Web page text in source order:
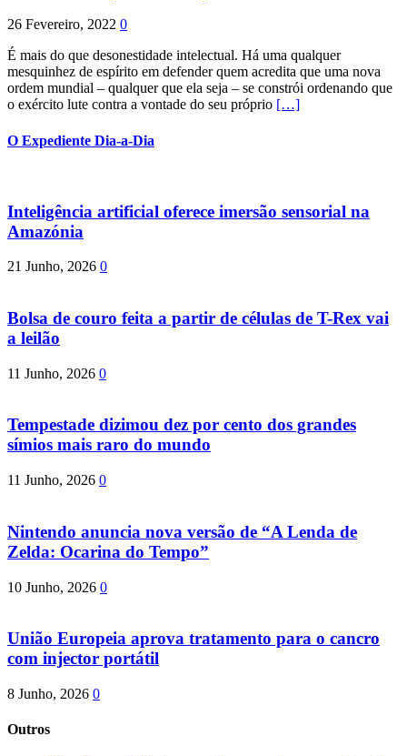
26 Fevereiro, 2022 0
É mais do que desonestidade intelectual. Há uma qualquer
mesquinhez de espírito em defender quem acredita que uma nova
ordem mundial – qualquer que ela seja – se constrói ordenando que
o exército lute contra a vontade do seu próprio […]
O Expediente Dia-a-Dia
Inteligência artificial oferece imersão sensorial na
Amazónia
21 Junho, 2026 0
Bolsa de couro feita a partir de células de T-Rex vai
a leilão
11 Junho, 2026 0
Tempestade dizimou dez por cento dos grandes
símios mais raro do mundo
11 Junho, 2026 0
Nintendo anuncia nova versão de “A Lenda de
Zelda: Ocarina do Tempo”
10 Junho, 2026 0
União Europeia aprova tratamento para o cancro
com injector portátil
8 Junho, 2026 0
Outros